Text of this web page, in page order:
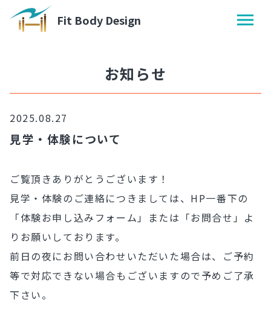
Fit Body Design
お知らせ
2025.08.27
見学・体験について
ご覧頂きありがとうございます！
見学・体験のご連絡につきましては、HP一番下の
「体験お申し込みフォーム」または「お問合せ」よ
りお願いしております。
前日の夜にお問い合わせいただいた場合は、ご予約
等で対応できない場合もございますので予めご了承
下さい。